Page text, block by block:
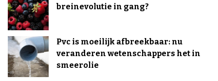
breinevolutie in gang?
Pvc is moeilijk afbreekbaar: nu
veranderen wetenschappers het in
smeerolie